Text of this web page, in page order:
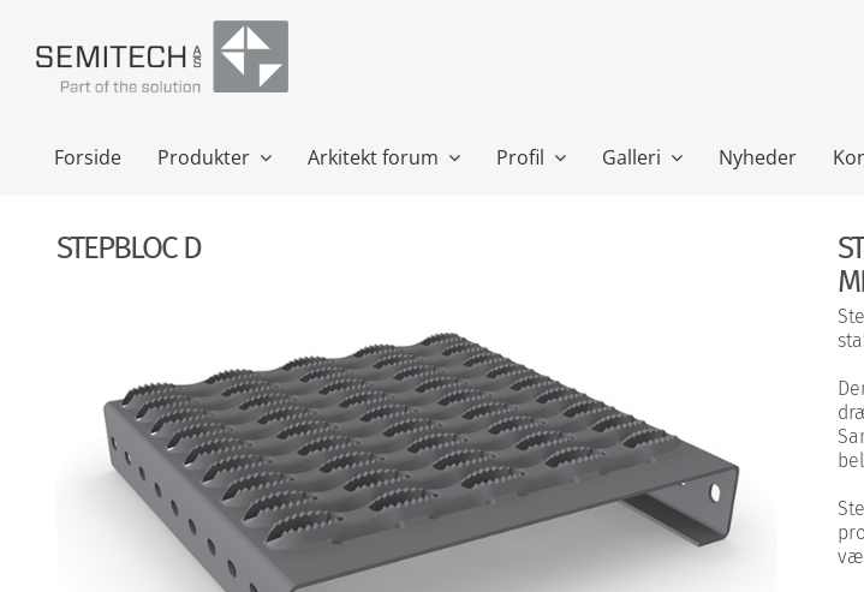
content
Forside Produkter Arkitekt forum Profil Galleri Nyheder
STEPBLOC D